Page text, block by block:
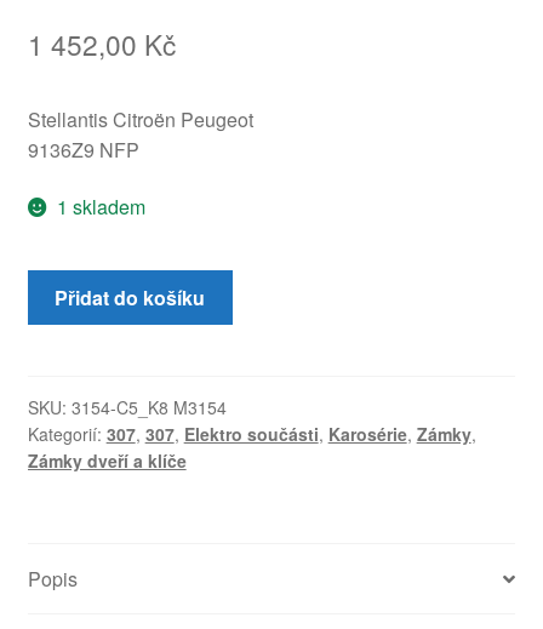
1 452,00 Kč
Stellantis Citroën Peugeot
9136Z9 NFP
1 skladem
Elektrický
zámek
Peugeot
307
9136Z9
Přidat do košíku
SKU: 3154-C5_K8 M3154
Kategorií: 307, 307, Elektro součásti, Karosérie, Zámky,
Zámky dveří a klíče
Popis